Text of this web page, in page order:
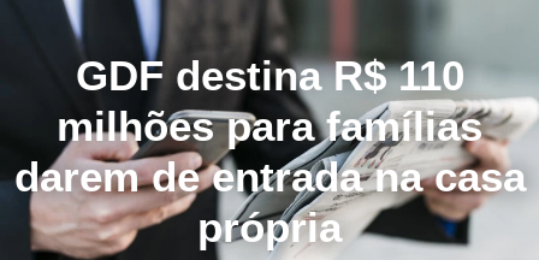
GDF destina R$ 110
milhões para famílias
darem de entrada na casa
própria